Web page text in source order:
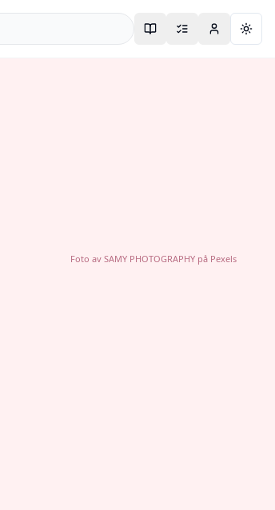
Foto av SAMY PHOTOGRAPHYpå Pexels